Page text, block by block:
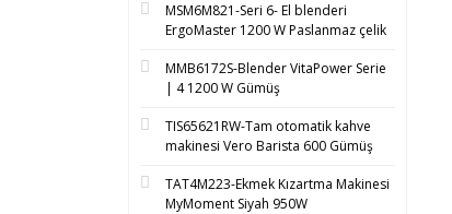
MSM6M821-Seri 6- El blenderi
ErgoMaster 1200 W Paslanmaz çelik
MMB6172S-Blender VitaPower Serie
| 4 1200 W Gümüş
TIS65621RW-Tam otomatik kahve
makinesi Vero Barista 600 Gümüş
TAT4M223-Ekmek Kızartma Makinesi
MyMoment Siyah 950W